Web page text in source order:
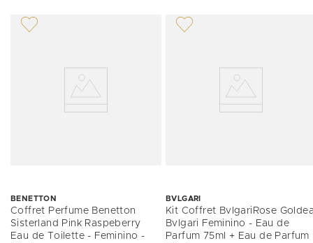
BENETTON
Coffret Perfume Benetton
Sisterland Pink Raspeberry
Eau de Toilette - Feminino -
BVLGARI
Kit Coffret BvlgariRose
Bvlgari Feminino - Eau de
Parfum 75ml + Eau de Parfum